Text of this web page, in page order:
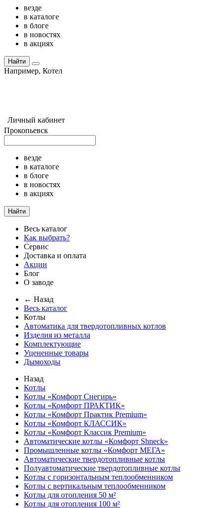
везде
в каталоге
в блоге
в новостях
в акциях
Найти
Например, Котел
Личный кабинет
Прокопьевск
везде
в каталоге
в блоге
в новостях
в акциях
Найти
Весь каталог
Как выбрать?
Сервис
Доставка и оплата
Акции
Блог
О заводе
← Назад
Весь каталог
Котлы
Автоматика для твердотопливных котлов
Изделия из металла
Комплектующие
Уцененные товары
Дымоходы
Назад
Котлы
Котлы «Комфорт Снегирь»
Котлы «Комфорт ПРАКТИК»
Котлы «Комфорт Практик Premium»
Котлы «Комфорт КЛАССИК»
Котлы «Комфорт Классик Premium»
Автоматические котлы «Комфорт Shneck»
Промышленные котлы «Комфорт МЕГА»
Автоматические твердотопливные котлы
Полуавтоматические твердотопливные котлы
Котлы с горизонтальным теплообменником
Котлы с вертикальным теплообменником
Котлы для отопления 50 м²
Котлы для отопления 100 м²